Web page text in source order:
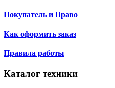
Покупатель и Право
Как оформить заказ
Правила работы
Каталог техники